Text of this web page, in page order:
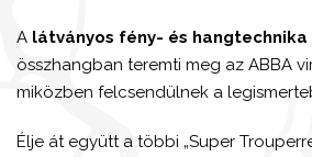
A látványos fény- és hangtechnika
összhangban teremti meg az ABBA
miközben felcsendülnek a
Élje át együtt a többi „Super